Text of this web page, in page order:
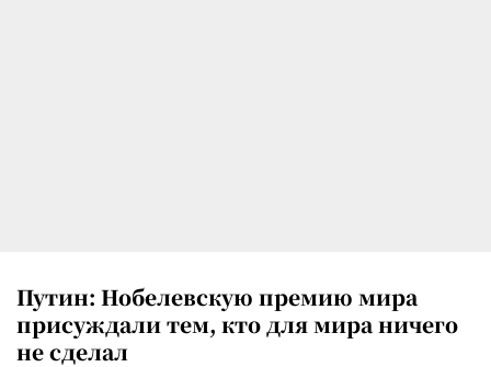
Путин: Нобелевскую премию мира
присуждали тем, кто для мира ничего
не сделал